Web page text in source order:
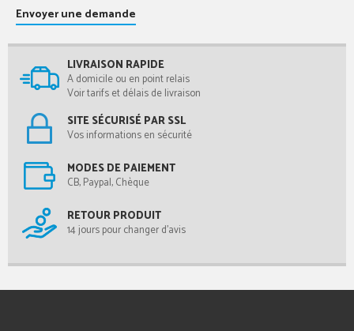
Envoyer une demande
LIVRAISON RAPIDE
A domicile ou en point relais
Voir tarifs et délais de livraison
SITE SÉCURISÉ PAR SSL
Vos informations en sécurité
MODES DE PAIEMENT
CB, Paypal, Chèque
RETOUR PRODUIT
14 jours pour changer d'avis